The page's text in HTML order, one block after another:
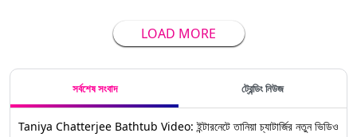
LOAD MORE
সর্বশেষ সংবাদ ট্রেন্ডিং নিউজ
Taniya Chatterjee Bathtub Video: ইন্টারনেটে তানিয়া চ্যাটার্জির নতুন ভিডিও